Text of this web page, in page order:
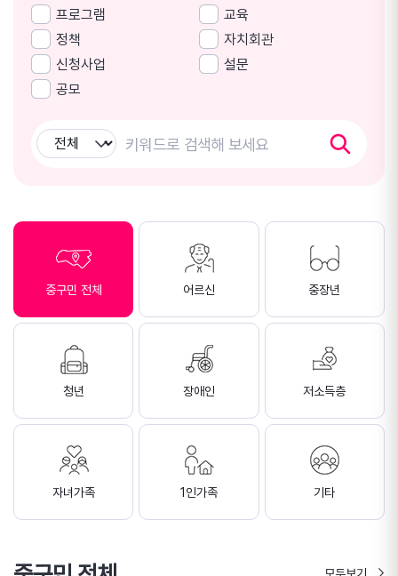
프로그램
교육
정책
자치회관
신청사업
설문
공모
중구민 전체 어르신 중장년
청년 장애인 저소득층
자녀가족 1인가족 기타